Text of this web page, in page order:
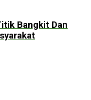
Bangkit Dan